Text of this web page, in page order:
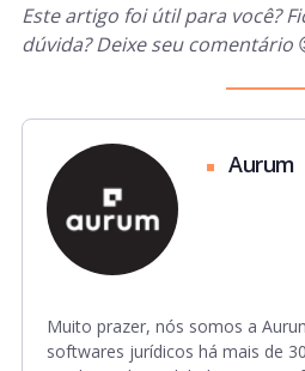
Este artigo foi útil para você?
dúvida? Deixe seu comentário
Aurum
Muito prazer, nós somos a
softwares jurídicos há mais de